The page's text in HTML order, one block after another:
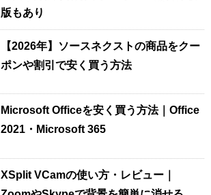
版もあり
【2026年】ソースネクストの商品をクー
ポンや割引で安く買う方法
Microsoft Officeを安く買う方法｜Office
2021・Microsoft 365
XSplit VCamの使い方・レビュー｜